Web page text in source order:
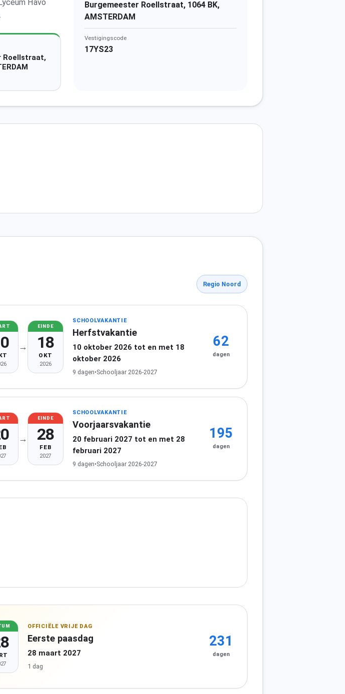
Havo
Roellstraat,
Burgemeester Roellstraat, 1064 BK,
AMSTERDAM
Vestigingscode
17YS23
Regio Noord
→
EINDE
18
OKT
2026
SCHOOLVAKANTIE
Herfstvakantie
10 oktober 2026 tot en met 18
oktober 2026
9 dagen•Schooljaar 2026-2027
62
dagen
→
EINDE
28
FEB
2027
SCHOOLVAKANTIE
Voorjaarsvakantie
20 februari 2027 tot en met 28
februari 2027
9 dagen•Schooljaar 2026-2027
195
dagen
OFFICIËLE VRIJE DAG
Eerste paasdag
28 maart 2027
1 dag
231
dagen